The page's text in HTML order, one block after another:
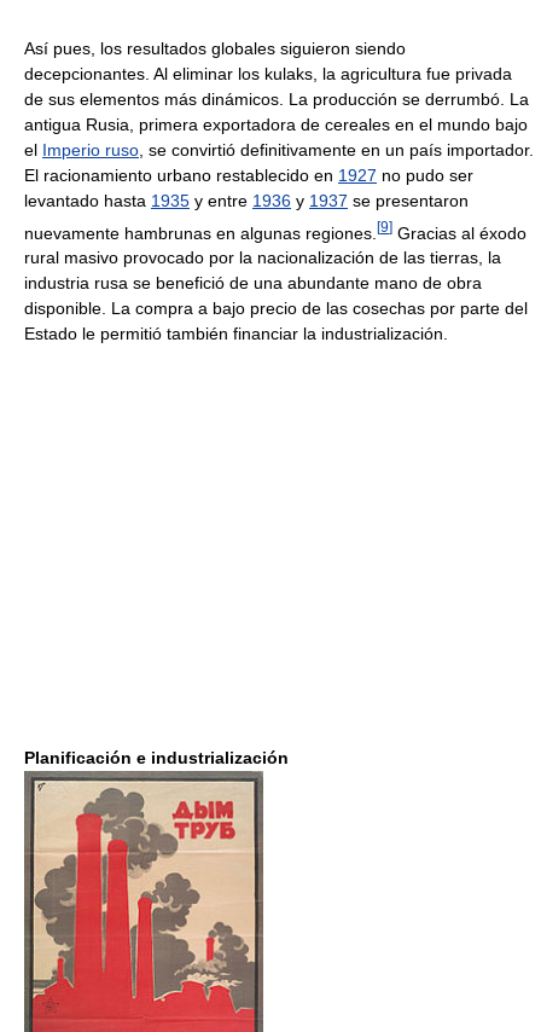
Así pues, los resultados globales siguieron siendo
decepcionantes. Al eliminar los kulaks, la agricultura fue privada
de sus elementos más dinámicos. La producción se derrumbó. La
antigua Rusia, primera exportadora de cereales en el mundo bajo
el Imperio ruso , se convirtió definitivamente en un país importador.
El racionamiento urbano restablecido en 1927 no pudo ser
levantado hasta 1935 y entre 1936 y 1937 se presentaron
nuevamente hambrunas en algunas regiones. [9] Gracias al éxodo
rural masivo provocado por la nacionalización de las tierras, la
industria rusa se benefició de una abundante mano de obra
disponible. La compra a bajo precio de las cosechas por parte del
Estado le permitió también financiar la industrialización.
Planificación e industrialización